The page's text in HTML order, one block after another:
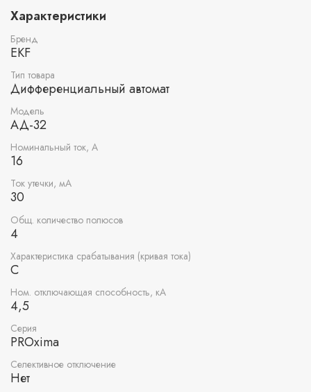
устройства обеспечивает точность и надежность. Защита
от перенапряжения до 270В и отключающая способность
4,5кА делают его подходящим для использования в
бытовых и коммерческих условиях.
Характеристики
Бренд
EKF
Тип товара
Дифференциальный автомат
Модель
АД-32
Номинальный ток, А
16
Ток утечки, мА
30
Общ. количество полюсов
4
Характеристика срабатывания (кривая тока)
C
Ном. отключающая способность, кА
4,5
Серия
PROxima
Селективное отключение
Нет